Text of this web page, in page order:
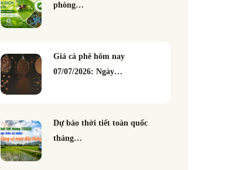
phòng…
Giá cà phê hôm nay
07/07/2026: Ngày…
Dự báo thời tiết toàn quốc
tháng…